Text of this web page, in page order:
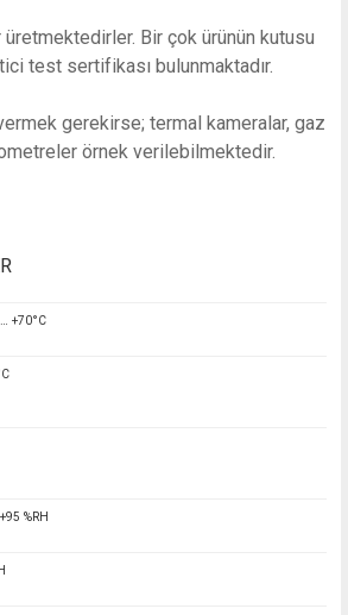
Bir çok ürünün kutusu
test sertifikası bulunmaktadır.
gerekirse; termal kameralar, gaz
örnek verilebilmektedir.
+70°C
%RH